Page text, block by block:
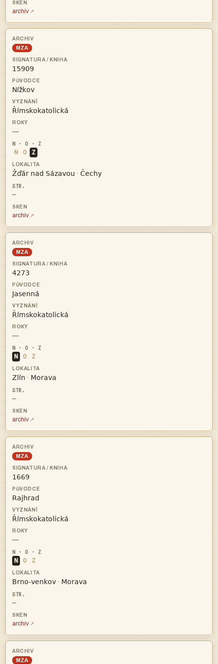
archiv
MZA



—
N O Z
 · 
—
archiv
MZA



—
N O Z
 · 
—
archiv
MZA



—
N O Z
 · 
—
archiv
MZA